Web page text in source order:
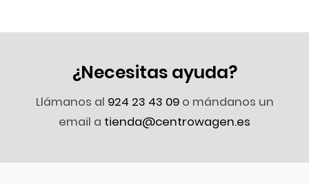
¿Necesitas ayuda?
Llámanos al 924 23 43 09o mándanos un
email a tienda@centrowagen.es